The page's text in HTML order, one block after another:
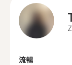
流暢